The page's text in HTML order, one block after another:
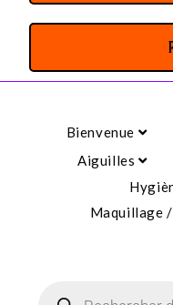
Bienvenue
Aiguilles
Maquillage